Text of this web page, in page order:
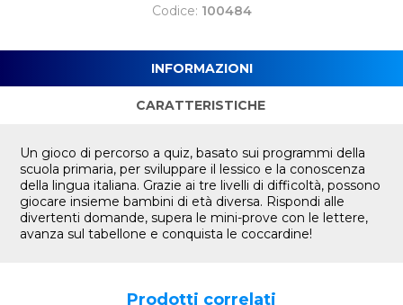
Codice: 100484
INFORMAZIONI
CARATTERISTICHE
Un gioco di percorso a quiz, basato sui programmi della
scuola primaria, per sviluppare il lessico e la conoscenza
della lingua italiana. Grazie ai tre livelli di difficoltà, possono
giocare insieme bambini di età diversa. Rispondi alle
divertenti domande, supera le mini-prove con le lettere,
avanza sul tabellone e conquista le coccardine!
Prodotti correlati